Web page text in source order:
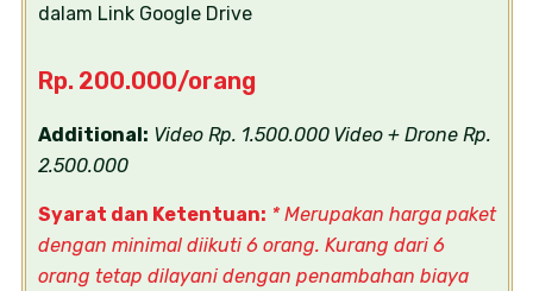
dalam Link Google Drive
Rp. 200.000/orang
Additional: Video Rp. 1.500.000Video + Drone Rp.
2.500.000
Syarat dan Ketentuan: * Merupakan harga paket
dengan minimal diikuti 6 orang. Kurang dari 6
orang tetap dilayani dengan penambahan biaya